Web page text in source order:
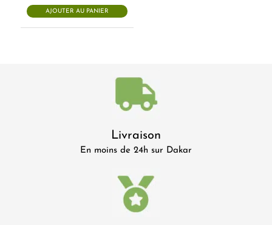
AJOUTER AU PANIER
Livraison
En moins de 24h sur Dakar